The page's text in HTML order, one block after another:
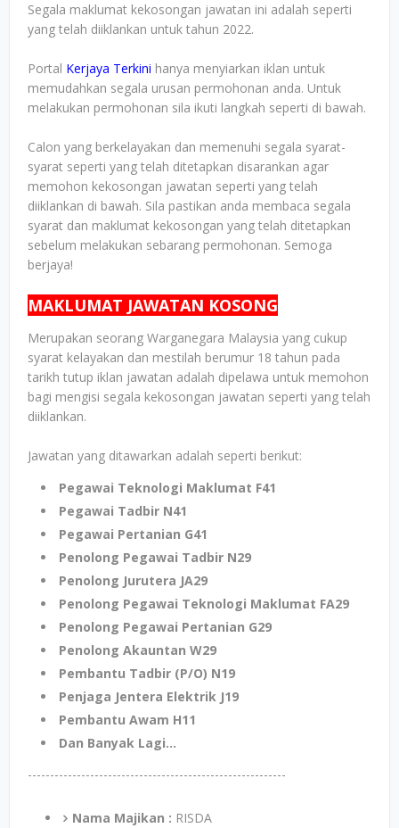
Segala maklumat kekosongan jawatan ini adalah seperti
yang telah diiklankan untuk tahun 2022.
Portal Kerjaya Terkini hanya menyiarkan iklan untuk
memudahkan segala urusan permohonan anda. Untuk
melakukan permohonan sila ikuti langkah seperti di bawah.
Calon yang berkelayakan dan memenuhi segala syarat-
syarat seperti yang telah ditetapkan disarankan agar
memohon kekosongan jawatan seperti yang telah
diiklankan di bawah. Sila pastikan anda membaca segala
syarat dan maklumat kekosongan yang telah ditetapkan
sebelum melakukan sebarang permohonan. Semoga
berjaya!
MAKLUMAT JAWATAN KOSONG
Merupakan seorang Warganegara Malaysia yang cukup
syarat kelayakan dan mestilah berumur 18 tahun pada
tarikh tutup iklan jawatan adalah dipelawa untuk memohon
bagi mengisi segala kekosongan jawatan seperti yang telah
diiklankan.
Jawatan yang ditawarkan adalah seperti berikut:
Pegawai Teknologi Maklumat F41
Pegawai Tadbir N41
Pegawai Pertanian G41
Penolong Pegawai Tadbir N29
Penolong Jurutera JA29
Penolong Pegawai Teknologi Maklumat FA29
Penolong Pegawai Pertanian G29
Penolong Akauntan W29
Pembantu Tadbir (P/O) N19
Penjaga Jentera Elektrik J19
Pembantu Awam H11
Dan Banyak Lagi...
----------------------------------------------------------
Nama Majikan : RISDA